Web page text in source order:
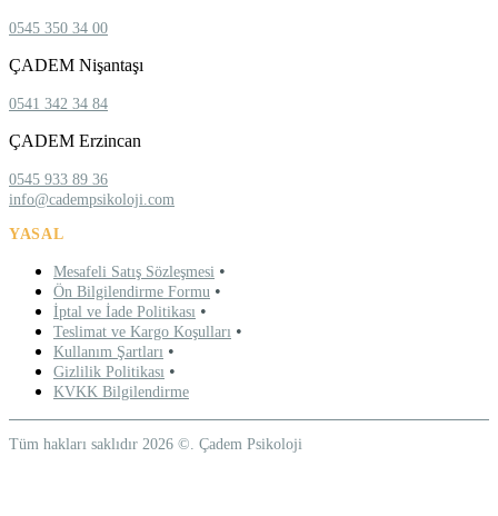
0545 350 34 00
ÇADEM Nişantaşı
0541 342 34 84
ÇADEM Erzincan
0545 933 89 36
info@cadempsikoloji.com
YASAL
Mesafeli Satış Sözleşmesi •
Ön Bilgilendirme Formu •
İptal ve İade Politikası •
Teslimat ve Kargo Koşulları •
Kullanım Şartları •
Gizlilik Politikası •
KVKK Bilgilendirme
Tüm hakları saklıdır 2026 ©. Çadem Psikoloji